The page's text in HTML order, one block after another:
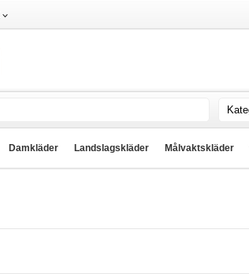
Damkläder Landslagskläder Målvaktskläder